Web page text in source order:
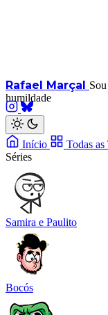
Rafael Marçal
humildade
Início Todas
Séries
Samira e Paulito
Bocós